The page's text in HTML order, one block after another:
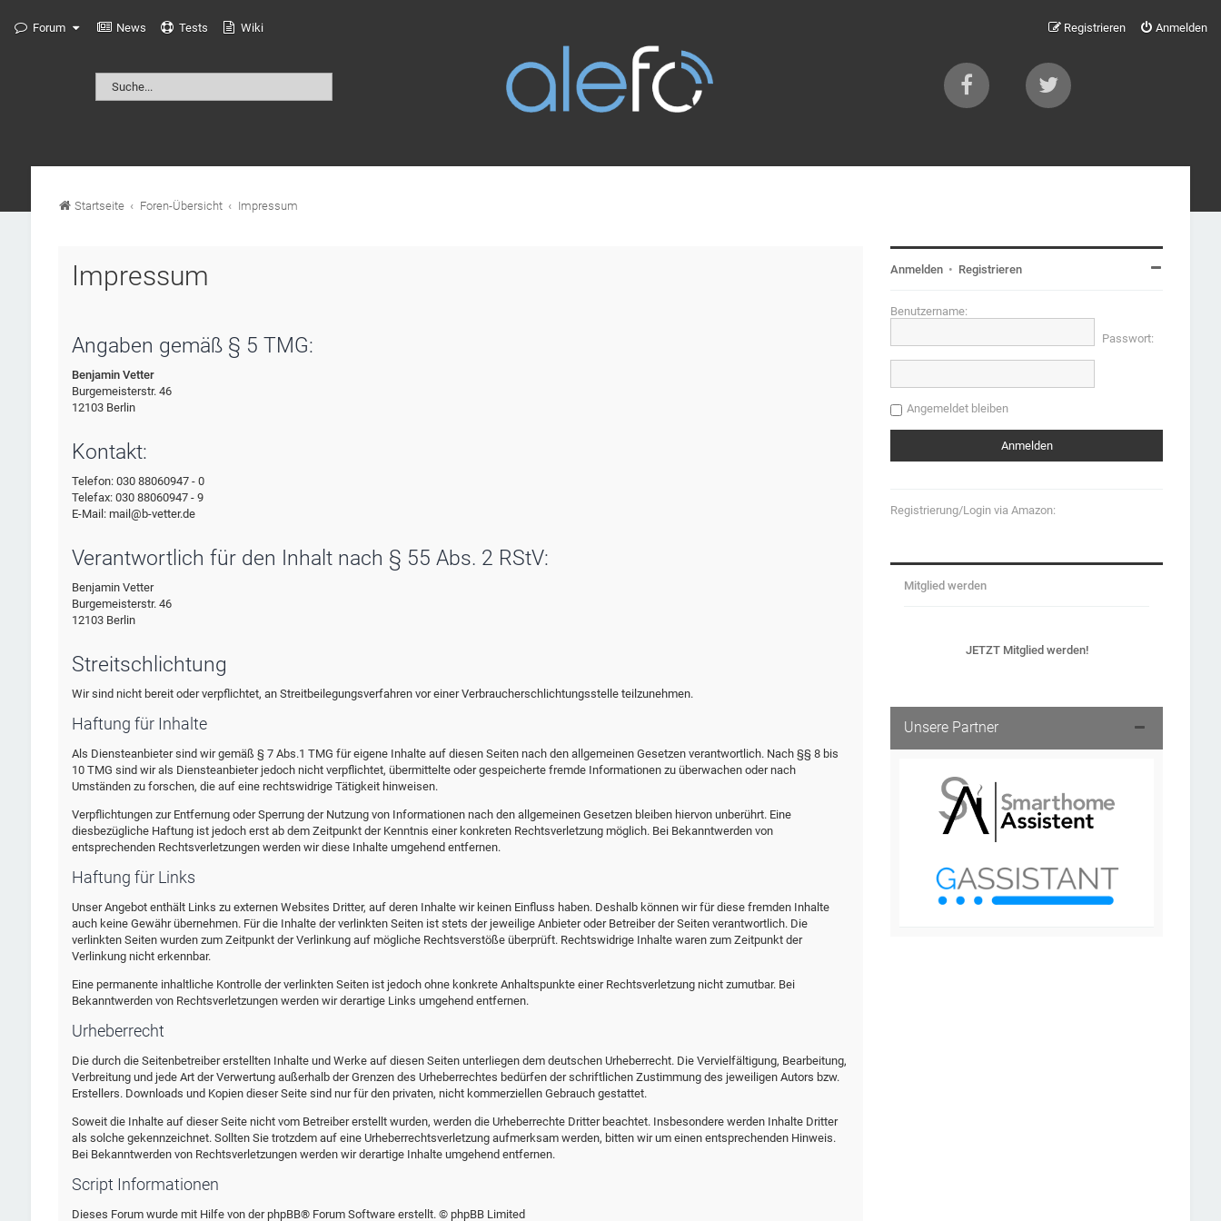
Forum News Tests Wiki Anmelden
Registrieren
Startseite Foren-Übersicht Impressum
Impressum
Angaben gemäß § 5 TMG:
Benjamin Vetter
Burgemeisterstr. 46
12103 Berlin
Kontakt:
Telefon: 030 88060947 - 0
Telefax: 030 88060947 - 9
E-Mail: mail@b-vetter.de
Verantwortlich für den Inhalt nach § 55 Abs. 2 RStV:
Benjamin Vetter
Burgemeisterstr. 46
12103 Berlin
Streitschlichtung
Wir sind nicht bereit oder verpflichtet, an Streitbeilegungsverfahren vor einer Verbraucherschlichtungsstelle teilzunehmen.
Haftung für Inhalte
Als Diensteanbieter sind wir gemäß § 7 Abs.1 TMG für eigene Inhalte auf diesen Seiten nach den allgemeinen Gesetzen verantwortlich. Nach §§ 8 bis
10 TMG sind wir als Diensteanbieter jedoch nicht verpflichtet, übermittelte oder gespeicherte fremde Informationen zu überwachen oder nach
Umständen zu forschen, die auf eine rechtswidrige Tätigkeit hinweisen.
Verpflichtungen zur Entfernung oder Sperrung der Nutzung von Informationen nach den allgemeinen Gesetzen bleiben hiervon unberührt. Eine
diesbezügliche Haftung ist jedoch erst ab dem Zeitpunkt der Kenntnis einer konkreten Rechtsverletzung möglich. Bei Bekanntwerden von
entsprechenden Rechtsverletzungen werden wir diese Inhalte umgehend entfernen.
Haftung für Links
Unser Angebot enthält Links zu externen Websites Dritter, auf deren Inhalte wir keinen Einfluss haben. Deshalb können wir für diese fremden Inhalte
auch keine Gewähr übernehmen. Für die Inhalte der verlinkten Seiten ist stets der jeweilige Anbieter oder Betreiber der Seiten verantwortlich. Die
verlinkten Seiten wurden zum Zeitpunkt der Verlinkung auf mögliche Rechtsverstöße überprüft. Rechtswidrige Inhalte waren zum Zeitpunkt der
Verlinkung nicht erkennbar.
Eine permanente inhaltliche Kontrolle der verlinkten Seiten ist jedoch ohne konkrete Anhaltspunkte einer Rechtsverletzung nicht zumutbar. Bei
Bekanntwerden von Rechtsverletzungen werden wir derartige Links umgehend entfernen.
Urheberrecht
Die durch die Seitenbetreiber erstellten Inhalte und Werke auf diesen Seiten unterliegen dem deutschen Urheberrecht. Die Vervielfältigung, Bearbeitung,
Verbreitung und jede Art der Verwertung außerhalb der Grenzen des Urheberrechtes bedürfen der schriftlichen Zustimmung des jeweiligen Autors bzw.
Erstellers. Downloads und Kopien dieser Seite sind nur für den privaten, nicht kommerziellen Gebrauch gestattet.
Soweit die Inhalte auf dieser Seite nicht vom Betreiber erstellt wurden, werden die Urheberrechte Dritter beachtet. Insbesondere werden Inhalte Dritter
als solche gekennzeichnet. Sollten Sie trotzdem auf eine Urheberrechtsverletzung aufmerksam werden, bitten wir um einen entsprechenden Hinweis.
Bei Bekanntwerden von Rechtsverletzungen werden wir derartige Inhalte umgehend entfernen.
Script Informationen
Dieses Forum wurde mit Hilfe von der phpBB® Forum Software erstellt. © phpBB Limited
Anmelden • Registrieren
Benutzername:
Passwort:
Angemeldet bleiben
Registrierung/Login via Amazon:
Mitglied werden
JETZT Mitglied werden!
Unsere Partner